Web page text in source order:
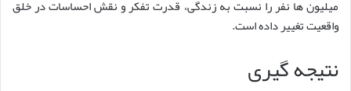
میلیون ها نفر را نسبت به زندگی، قدرت تفکر و نقش احساسات در خلق
واقعیت تغییر داده است.
نتیجه گیری